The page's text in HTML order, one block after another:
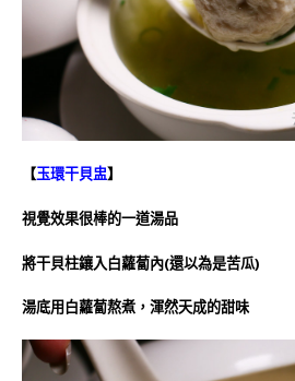
【玉環干貝盅】
視覺效果很棒的一道湯品
將干貝柱鑲入白蘿蔔內(還以為是苦瓜)
湯底用白蘿蔔熬煮，渾然天成的甜味